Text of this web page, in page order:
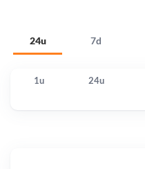
24u 7d
1u 24u